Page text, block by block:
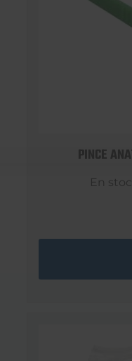
PINCE
En